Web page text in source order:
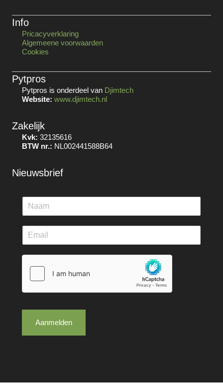
Info
Pricacyverklaring
Algemeene voorwaarden
Cookies
Pytpros
Pytpros is onderdeel van Djimtech
Website: www.djimtech.nl
Zakelijk
Kvk: 32135616
BTW nr.: NL002441588B64
Nieuwsbrief
Aanmelden